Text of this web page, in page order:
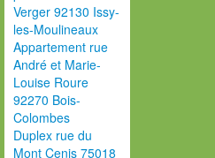
Verger 92130 Issy-
les-Moulineaux
Appartement rue
André et Marie-
Louise Roure
92270 Bois-
Colombes
Duplex rue du
Mont Cenis 75018